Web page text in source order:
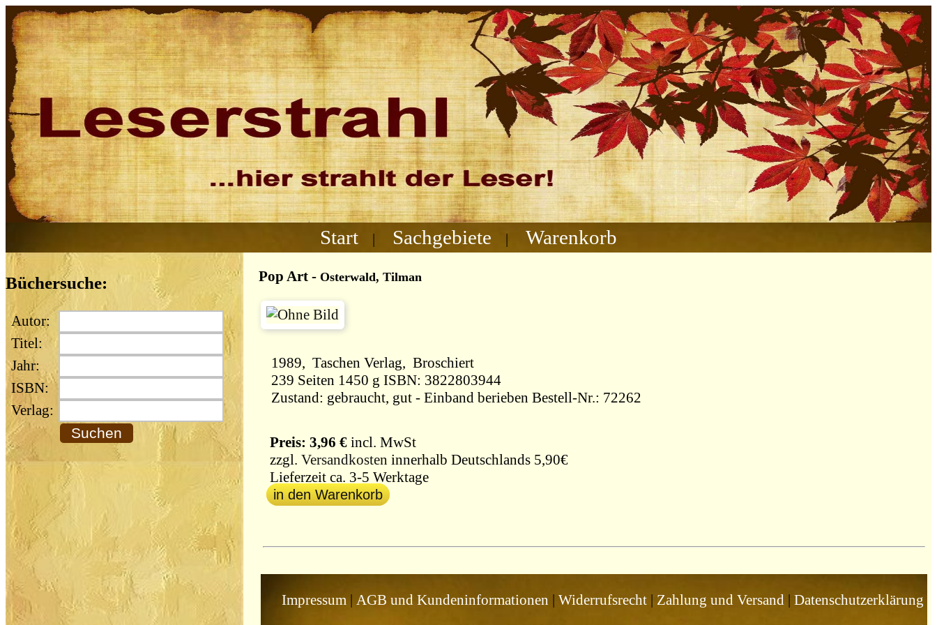
Start | Sachgebiete | Warenkorb
Büchersuche:
Autor:
Titel:
Jahr:
ISBN:
Verlag:
Pop Art- Osterwald, Tilman
1989, Taschen Verlag, Broschiert
239 Seiten 1450 g ISBN: 3822803944
Zustand: gebraucht, gut - Einband berieben Bestell-Nr.: 72262
Preis: 3,96 €incl. MwSt
zzgl. Versandkosten innerhalb Deutschlands 5,90€
Lieferzeit ca. 3-5 Werktage
in den Warenkorb
Impressum| AGB und Kundeninformationen | Widerrufsrecht| Zahlung und Versand| Datenschutzerklärung